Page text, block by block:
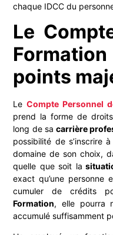
chaque IDCC du
Le
points
Le Compte Personnel
prend la forme de
long de sa carrière
possibilité de s’inscrire
domaine de son choix,
quelle que soit la
exact qu’une personne
cumuler de crédits
Formation, elle pourra
accumulé suffisamment